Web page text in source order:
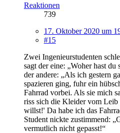
Reaktionen
739
17. Oktober 2020 um
#15
Zwei Ingenieurstudenten
sagt der eine: „Woher hast
der andere: „Als ich gestern
spazieren ging, fuhr ein
Fahrrad vorbei. Als sie mich
riss sich die Kleider vom
willst!' Da habe ich das
Student nickte zustimmend:
vermutlich nicht gepasst!“